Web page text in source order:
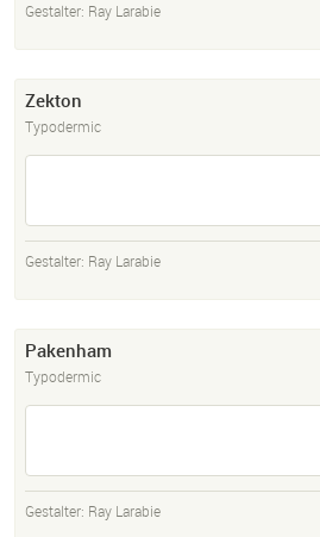
Gestalter: Ray Larabie
Zekton
Typodermic
Gestalter: Ray Larabie
Pakenham
Typodermic
Gestalter: Ray Larabie